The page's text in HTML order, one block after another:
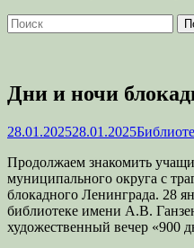
Поиск
Найти:
Дни и ночи
Опубликовано
28.01.202528.01.2025Автор
Продолжаем знакомить
муниципального округа с
блокадного Ленинграда. 28
библиотеке имени А.В.
художественный вечер «900